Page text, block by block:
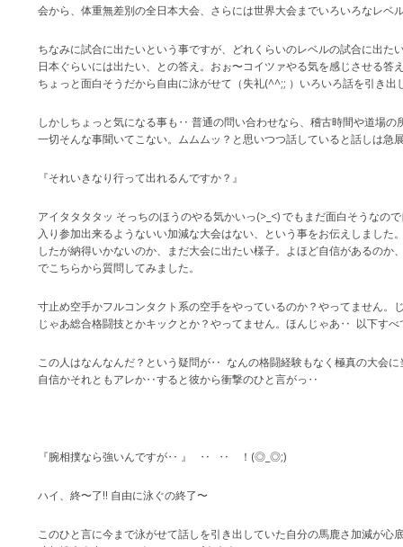
会から、体重無差別の全日本大会、さらには世界大会までいろいろなレベ
ちなみに試合に出たいという事ですが、どれくらいのレベルの試合に出た
日本ぐらいには出たい、との答え。おぉ〜コイツァやる気を感じさせる答
ちょっと面白そうだから自由に泳がせて（失礼(^^;; ）いろいろ話を引き出
しかしちょっと気になる事も‥ 普通の問い合わせなら、稽古時間や道場の
一切そんな事聞いてこない。ムムムッ？と思いつつ話していると話しは急
『それいきなり行って出れるんですか？』
アイタタタタッ そっちのほうのやる気かいっ(>_<) でもまだ面白そうなの
入り参加出来るようないい加減な大会はない、という事をお伝えしまし
したが納得いかないのか、まだ大会に出たい様子。よほど自信があるのか
でこちらから質問してみました。
寸止め空手かフルコンタクト系の空手をやっているのか？やってません。
じゃあ総合格闘技とかキックとか？やってません。ほんじゃあ‥ 以下すべ
この人はなんなんだ？という疑問が‥ なんの格闘経験もなく極真の大会
自信かそれともアレか‥すると彼から衝撃のひと言がっ‥
『腕相撲なら強いんですが‥ 』 ‥ ‥ ！(◎_◎;)
ハイ、終〜了‼ 自由に泳ぐの終了〜
このひと言に今まで泳がせて話しを引き出していた自分の馬鹿さ加減が